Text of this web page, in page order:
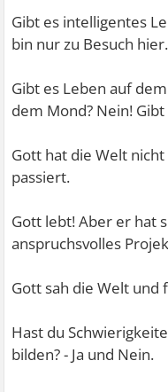
Gibt es intelligentes
bin nur zu Besuch hier.
Gibt es Leben auf
dem Mond? Nein!
Gott hat die Welt
passiert.
Gott lebt! Aber er hat
anspruchsvolles
Gott sah die Welt und
Hast du
bilden? - Ja und Nein.